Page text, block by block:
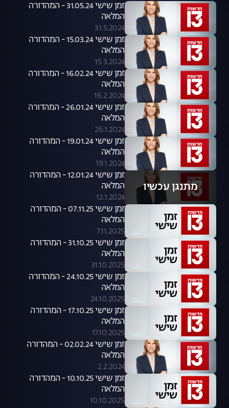
זמן שישי 31.05.24 - המהדורה
המלאה
31.5.2024
זמן שישי 15.03.24 - המהדורה
המלאה
15.3.2024
זמן שישי 16.02.24 - המהדורה
המלאה
16.2.2024
זמן שישי 26.01.24 - המהדורה
המלאה
26.1.2024
זמן שישי 19.01.24 - המהדורה
המלאה
19.1.2024
מתנגן עכשיו
זמן שישי 12.01.24 - המהדורה
המלאה
12.1.2024
זמן שישי 07.11.25 - המהדורה
המלאה
7.11.2025
זמן שישי 31.10.25 - המהדורה
המלאה
31.10.2025
זמן שישי 24.10.25 - המהדורה
המלאה
24.10.2025
זמן שישי 17.10.25 - המהדורה
המלאה
17.10.2025
זמן שישי 02.02.24 - המהדורה
המלאה
2.2.2024
זמן שישי 10.10.25 - המהדורה
המלאה
10.10.2025